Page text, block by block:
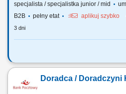
specjalista / specjalistka junior / mid
B2B
pełny etat aplikuj szybko
3 dni
Opis stanowiska Pozyskiwanie klientów
rachunki bankowe, faktoring i inne
kierunku multidoradcy poprzez
Doradca / Doradczyni